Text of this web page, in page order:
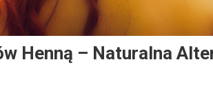
Henną – Naturalna